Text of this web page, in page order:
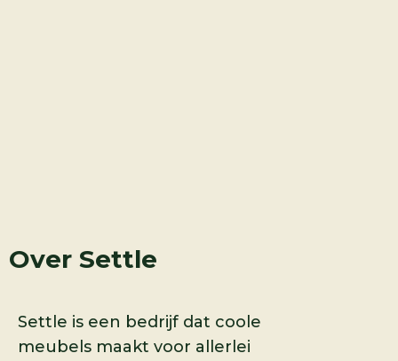
Over Settle
Settle is een bedrijf dat coole
meubels maakt voor allerlei